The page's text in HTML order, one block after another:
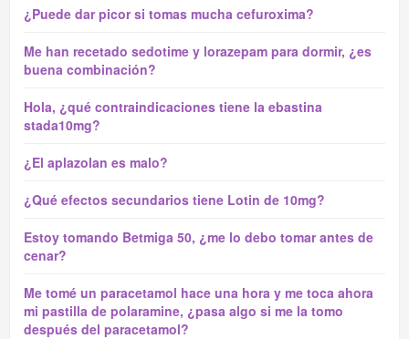
¿Puede dar picor si tomas mucha cefuroxima?
Me han recetado sedotime y lorazepam para dormir, ¿es
buena combinación?
Hola, ¿qué contraindicaciones tiene la ebastina
stada10mg?
¿El aplazolan es malo?
¿Qué efectos secundarios tiene Lotin de 10mg?
Estoy tomando Betmiga 50, ¿me lo debo tomar antes de
cenar?
Me tomé un paracetamol hace una hora y me toca ahora
mi pastilla de polaramine, ¿pasa algo si me la tomo
después del paracetamol?